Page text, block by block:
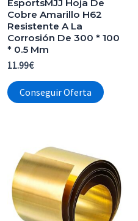
EsportsMJJ Hoja De
Cobre Amarillo H62
Resistente A La
Corrosión De 300 * 100
* 0.5 Mm
11.99€
Conseguir Oferta